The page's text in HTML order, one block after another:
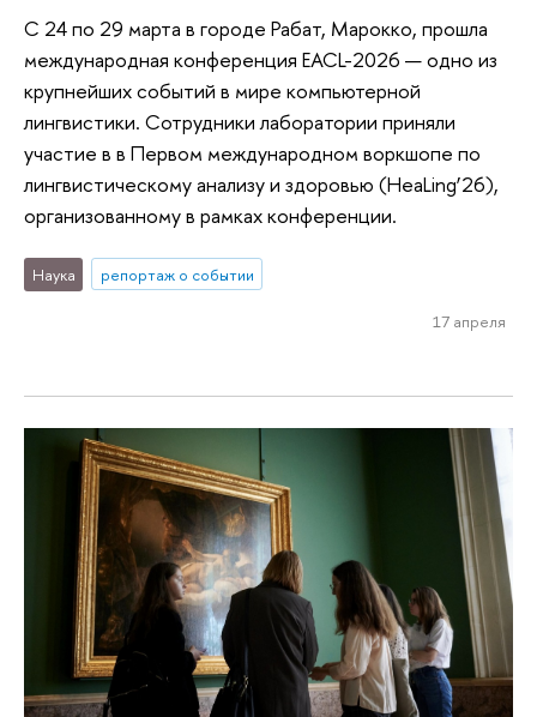
С 24 по 29 марта в городе Рабат, Марокко, прошла
международная конференция EACL-2026 — одно из
крупнейших событий в мире компьютерной
лингвистики. Сотрудники лаборатории приняли
участие в в Первом международном воркшопе по
лингвистическому анализу и здоровью (HeaLing’26),
организованному в рамках конференции.
Наука репортаж о событии
17 апреля